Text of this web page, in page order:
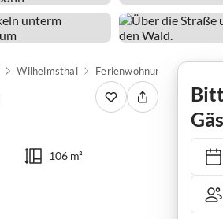
Wilhelmsthal Ferienwohnung
106 m²